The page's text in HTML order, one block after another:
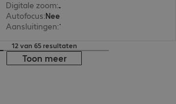
Digitale zoom:
Autofocus:Nee
Aansluitingen:
12 van 65 resultaten
Toon meer